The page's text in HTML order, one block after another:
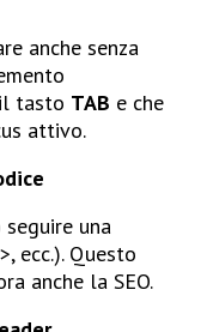
anche senza
tasto TAB e che
attivo.
una
ecc.). Questo
anche la SEO.